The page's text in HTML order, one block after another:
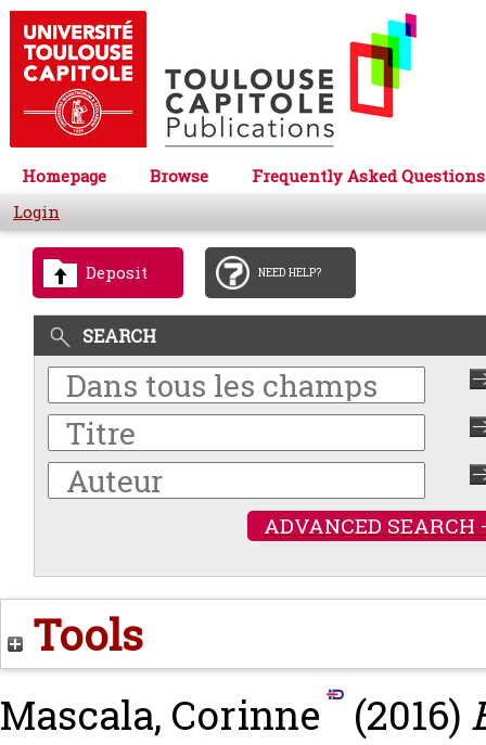
Homepage Browse
Frequently Asked Questions
Login
Deposit NEED HELP?
SEARCH
ADVANCED SEARCH
Tools
Mascala, Corinne (2016)